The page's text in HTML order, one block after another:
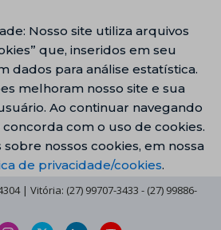
Nosso site utiliza arquivos
que, inseridos em seu
dados para análise estatística.
melhoram nosso site e sua
Ao continuar navegando
concorda com o uso de cookies.
nossos cookies, em nossa
de privacidade/cookies.
| Vitória: (27) 99707-3433 - (27) 99886-